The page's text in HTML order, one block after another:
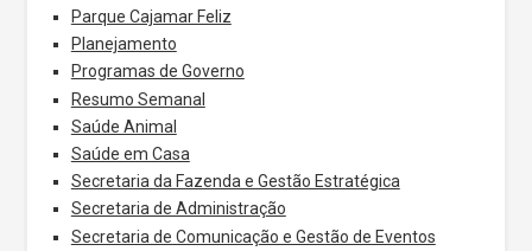
Parque Cajamar Feliz
Planejamento
Programas de Governo
Resumo Semanal
Saúde Animal
Saúde em Casa
Secretaria da Fazenda e Gestão Estratégica
Secretaria de Administração
Secretaria de Comunicação e Gestão de Eventos